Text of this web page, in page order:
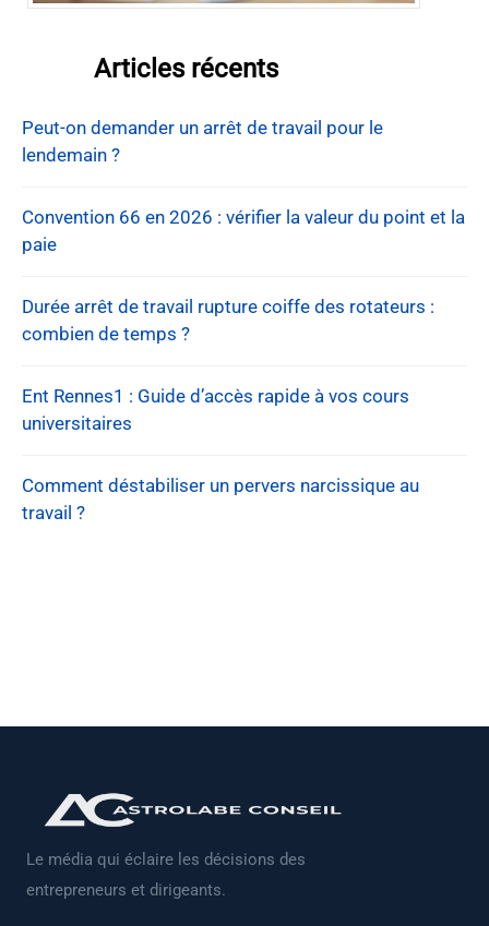
Articles récents
Peut-on demander un arrêt de travail pour le
lendemain ?
Convention 66 en 2026 : vérifier la valeur du point et la
paie
Durée arrêt de travail rupture coiffe des rotateurs :
combien de temps ?
Ent Rennes1 : Guide d’accès rapide à vos cours
universitaires
Comment déstabiliser un pervers narcissique au
travail ?
Le média qui éclaire les décisions des
entrepreneurs et dirigeants.